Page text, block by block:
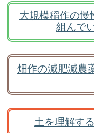
大規模稲作の慢
組んで
畑作の減肥減農
土を理解す